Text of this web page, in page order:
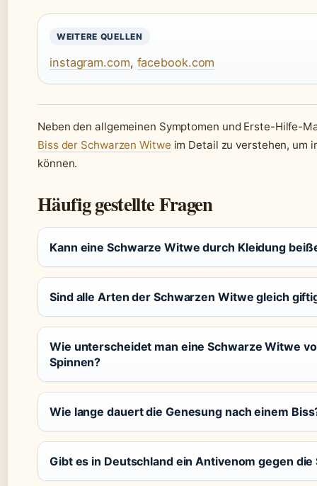
WEITERE QUELLEN
instagram.com, facebook.com
Neben den allgemeinen Symptomen und Erste-Hilfe-
Biss der Schwarzen Witwe im Detail zu verstehen, um
können.
Häufig gestellte Fragen
Kann eine Schwarze Witwe durch Kleidung
Sind alle Arten der Schwarzen Witwe gleich
Wie unterscheidet man eine Schwarze Witwe
Spinnen?
Wie lange dauert die Genesung nach einem
Gibt es in Deutschland ein Antivenom gegen